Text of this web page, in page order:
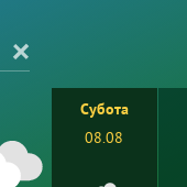
Субота
08.08